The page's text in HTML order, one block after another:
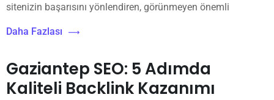
sitenizin başarısını yönlendiren, görünmeyen önemli
Daha Fazlası
Gaziantep SEO: 5 Adımda
Kaliteli Backlink Kazanımı